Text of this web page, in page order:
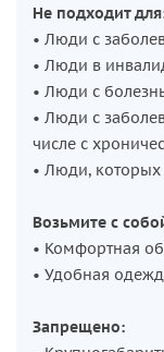
Не подходит
• Люди с
• Люди в
• Люди с
• Люди с
числе с
• Люди, которых
Возьмите с
• Комфортная
• Удобная
Запрещено: